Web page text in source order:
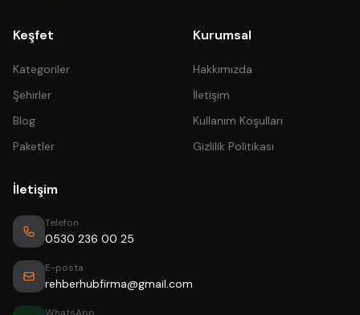
Keşfet
Kategoriler
Şehirler
Blog
Paketler
Kurumsal
Hakkımızda
İletişim
Kullanım Koşulları
Gizlilik Politikası
İletişim
Telefon
0530 236 00 25
E-posta
rehberhubfirma@gmail.com